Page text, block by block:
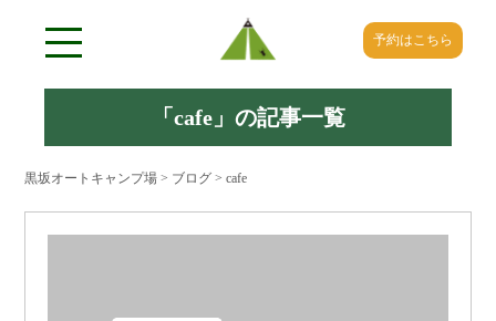
予約はこちら
「 cafe」の記事一覧
黒坂オートキャンプ場 > ブログ >cafe